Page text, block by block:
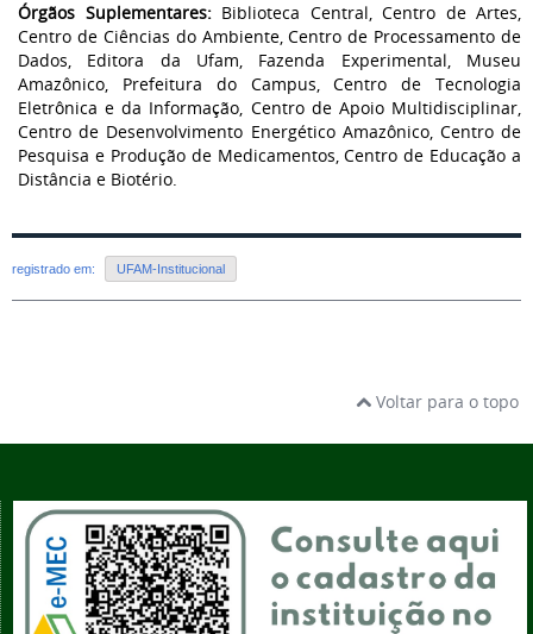
Órgãos Suplementares:Biblioteca Central, Centro de Artes,
Centro de Ciências do Ambiente, Centro de Processamento de
Dados, Editora da Ufam, Fazenda Experimental, Museu
Amazônico, Prefeitura do Campus, Centro de Tecnologia
Eletrônica e da Informação, Centro de Apoio Multidisciplinar,
Centro de Desenvolvimento Energético Amazônico, Centro de
Pesquisa e Produção de Medicamentos, Centro de Educação a
Distância e Biotério.
registrado em: UFAM-Institucional
Voltar para o topo